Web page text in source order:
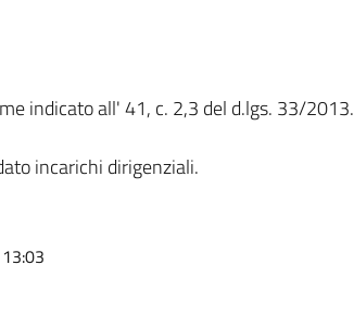
indicato all' 41, c. 2,3 del d.lgs. 33/2013.
incarichi dirigenziali.